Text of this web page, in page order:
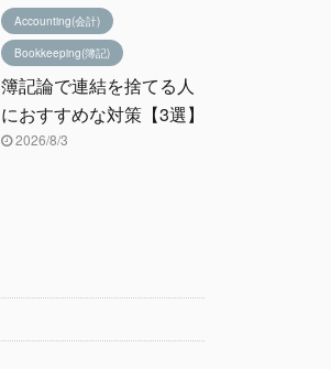
Accounting(会計)
Bookkeeping(簿記)
簿記論で連結を捨てる人
におすすめな対策【3選】
2026/8/3